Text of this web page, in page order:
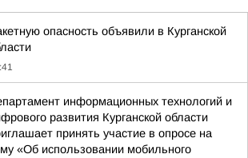
опасность объявили в Курганской
информационных технологий и
развития Курганской области
принять участие в опросе на
«Об использовании мобильного